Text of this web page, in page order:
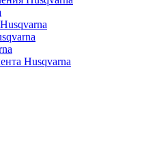
Husqvarna